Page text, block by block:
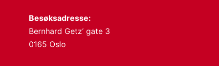
Besøksadresse:
Bernhard Getz’ gate 3
0165 Oslo